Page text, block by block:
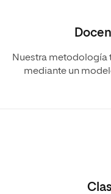
Nuestra metodología
mediante un